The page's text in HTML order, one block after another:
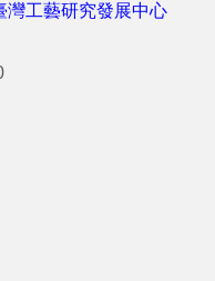
灣工藝研究發展中心